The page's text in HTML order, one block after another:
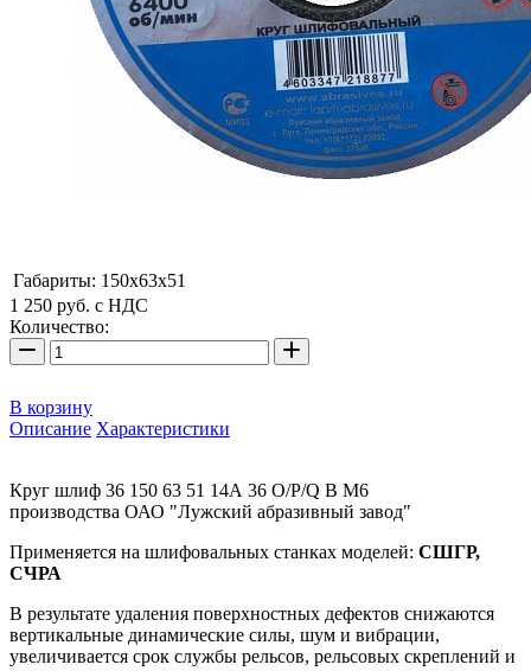
Габариты: 150х63х51
1 250 руб. с НДС
Количество:
В корзину
Описание Характеристики
Круг шлиф 36 150 63 51 14А 36 О/Р/Q B М6
производства ОАО "Лужский абразивный завод"
Применяется на шлифовальных станках моделей: СШГР,
СЧРА
В результате удаления поверхностных дефектов снижаются
вертикальные динамические силы, шум и вибрации,
увеличивается срок службы рельсов, рельсовых скреплений и